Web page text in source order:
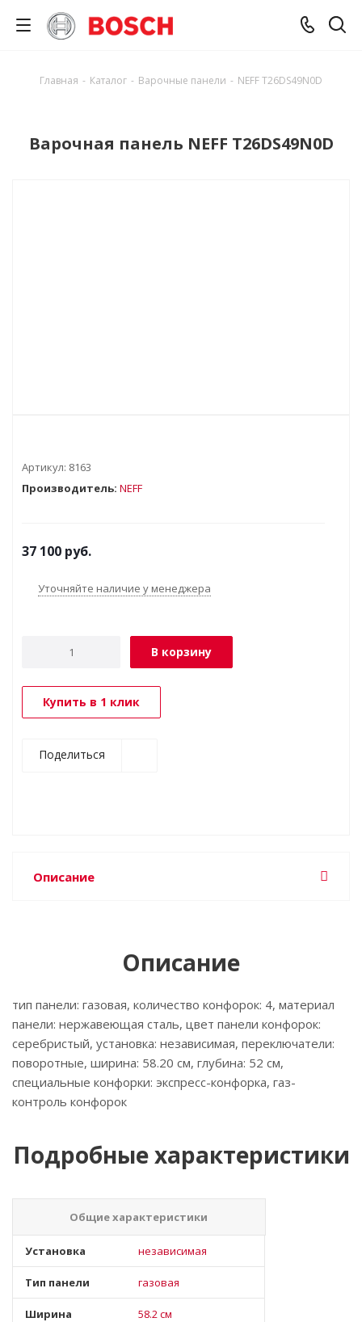
Главная - Каталог - Варочные панели - NEFF T26DS49N0D
Варочная панель NEFF T26DS49N0D
Артикул: 8163
Производитель: NEFF
37 100 руб.
Уточняйте наличие у менеджера
В корзину
Купить в 1 клик
Поделиться
Описание
Описание
тип панели: газовая, количество конфорок: 4, материал
панели: нержавеющая сталь, цвет панели конфорок:
серебристый, установка: независимая, переключатели:
поворотные, ширина: 58.20 см, глубина: 52 см,
специальные конфорки: экспресс-конфорка, газ-
контроль конфорок
Подробные характеристики
Общие характеристики
Установка независимая
Тип панели газовая
Ширина 58.2 см